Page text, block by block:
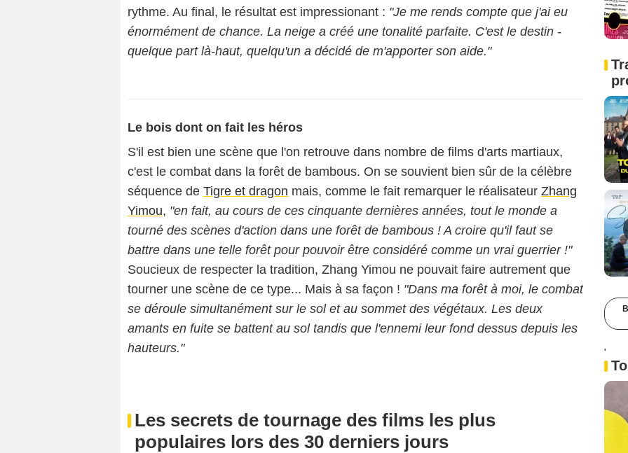
rythme. Au final, le résultat est impressionant : "Je me rends compte que j'ai eu
énormément de chance. La neige a créé une tonalité parfaite. C'est le destin -
quelque part là-haut, quelqu'un a décidé de m'apporter son aide."
Le bois dont on fait les héros
S'il est bien une scène que l'on retrouve dans nombre de films d'arts martiaux,
c'est le combat dans la forêt de bambous. On se souvient bien sûr de la célèbre
séquence de Tigre et dragon mais, comme le fait remarquer le réalisateur Zhang
Yimou, "en fait, au cours de ces cinquante dernières années, tout le monde a
tourné des scènes d'action dans une forêt de bambous ! A croire qu'il faut se
battre dans une telle forêt pour pouvoir être considéré comme un vrai guerrier !"
Soucieux de respecter la tradition, Zhang Yimou ne pouvait faire autrement que
tourner une scène de ce type... Mais à sa façon ! "Dans ma forêt à moi, le combat
se déroule simultanément sur le sol et au sommet des végétaux. Les deux
amants en fuite se battent au sol tandis que l'ennemi leur fond dessus depuis les
hauteurs."
Les secrets de tournage des films les plus
populaires lors des 30 derniers jours
'